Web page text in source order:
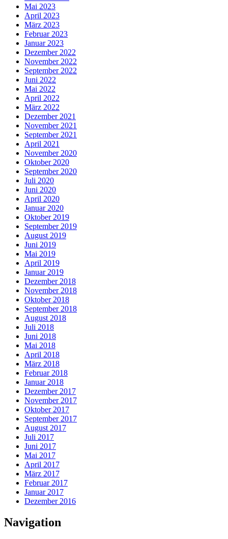
Mai 2023
April 2023
März 2023
Februar 2023
Januar 2023
Dezember 2022
November 2022
September 2022
Juni 2022
Mai 2022
April 2022
März 2022
Dezember 2021
November 2021
September 2021
April 2021
November 2020
Oktober 2020
September 2020
Juli 2020
Juni 2020
April 2020
Januar 2020
Oktober 2019
September 2019
August 2019
Juni 2019
Mai 2019
April 2019
Januar 2019
Dezember 2018
November 2018
Oktober 2018
September 2018
August 2018
Juli 2018
Juni 2018
Mai 2018
April 2018
März 2018
Februar 2018
Januar 2018
Dezember 2017
November 2017
Oktober 2017
September 2017
August 2017
Juli 2017
Juni 2017
Mai 2017
April 2017
März 2017
Februar 2017
Januar 2017
Dezember 2016
Navigation